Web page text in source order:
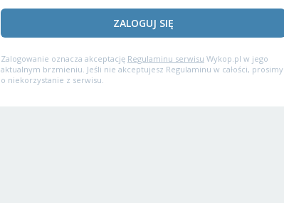
ZALOGUJ SIĘ
Zalogowanie oznacza akceptację Regulaminu serwisu Wykop.pl w jego
aktualnym brzmieniu. Jeśli nie akceptujesz Regulaminu w całości, prosimy
o niekorzystanie z serwisu.